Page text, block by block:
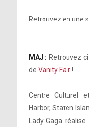
Retrouvez en une
MAJ : Retrouvez
de Vanity Fair!
Centre Culturel
Harbor, Staten
Lady Gaga